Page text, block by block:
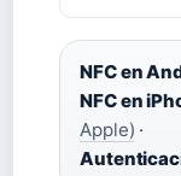
NFC en
NFC en
Apple) ·